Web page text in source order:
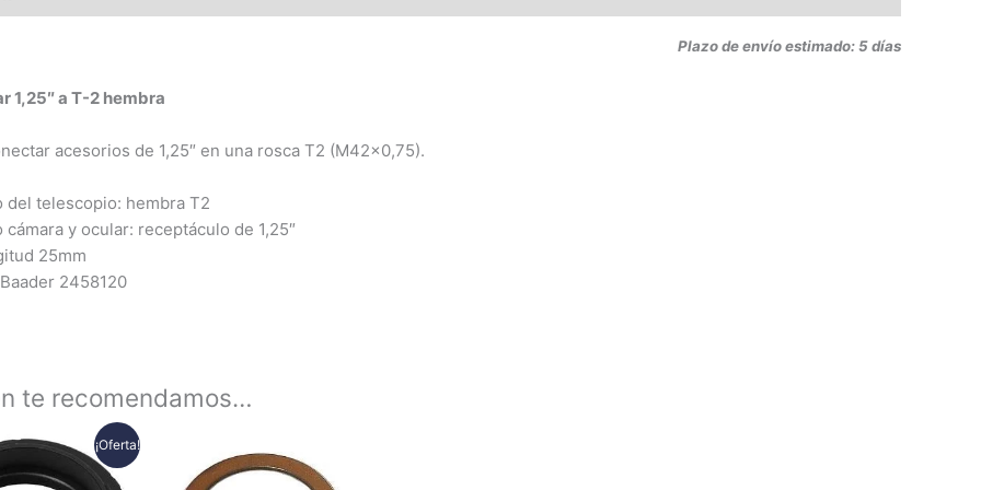
Plazo de envío estimado: 5 días
1,25″ a T-2 hembra
acesorios de 1,25″ en una rosca T2 (M42x0,75).
del telescopio: hembra T2
cámara y ocular: receptáculo de 1,25″
25mm
2458120
te recomendamos…
¡Oferta!
Rango
de
precios:
Este
producto
de
precios: